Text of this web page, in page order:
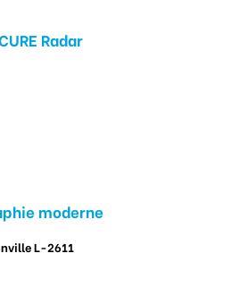
Radar
moderne
L-2611